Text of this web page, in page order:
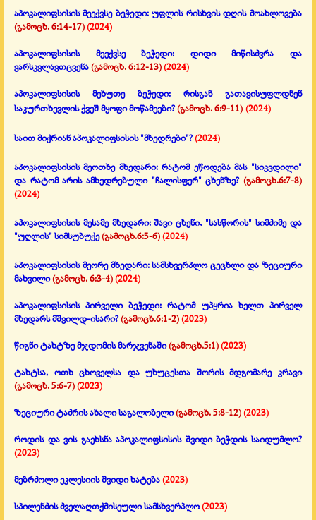
აპოკალიფსისის მეექვსე ბეჭედი: უფლის რისხვის დღის მოახლოვება
(გამოცხ. 6:14-17)(2024)
აპოკალიფსისის მეექვსე ბეჭედი: დიდი მიწისძვრა და
ვარსკვლავთცვენა(გამოცხ. 6:12-13)(2024)
აპოკალიფსისის მეხუთე ბეჭედი: რისგან გათავისუფლდნენ
საკურთხევლის ქვეშ მყოფი მოწამეები?(გამოცხ. 6:9-11) (2024)
საით მიქრიან აპოკალიფსისის "მხედრები"?(2024)
აპოკალიფსისის მეოთხე მხედარი: რატომ ეწოდება მას "სიკვდილი"
და რატომ არის ამხედრებული "ჩალისფერ" ცხენზე? (გამოცხ.6:7-8)
(2024)
აპოკალიფსისის მესამე მხედარი:შავი ცხენი, "სასწორის" სიმძიმე და
"უღლის" სიმსუბუქე(გამოცხ.6:5-6)(2024)
აპოკალიფსისის მეორე მხედარი: სამსხვერპლო ცეცხლი და ზეციური
მახვილი(გამოცხ. 6:3-4)(2024)
აპოკალიფსისის პირველი ბეჭედი:რატომ უპყრია ხელთ პირველ
მხედარს მშვილდ-ისარი?(გამოცხ.6:1-2)(2023)
წიგნი ტახტზე მჯდომის მარჯვენაში(გამოცხ.5:1)(2023)
ტახტსა, ოთხ ცხოველსა და უხუცესთა შორის მდგომარე კრავი
(გამოცხ. 5:6-7)(2023)
ზეციური ტაძრის ახალი საგალობელი(გამოცხ. 5:8-12)(2023)
როდის და ვის გაეხსნა აპოკალიფსისის შვიდი ბეჭდის საიდუმლო?
(2023)
მებრძოლი ეკლესიის შვიდი ხატება(2023)
სპილენძის ძველაღთქმისეული სამსხვერპლო(2023)